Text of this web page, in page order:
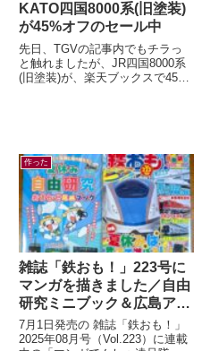
KATO四国8000系(旧塗装)
が45%オフのセール中
先日、TGVの記事内でもチラっ
と触れましたが、JR四国8000系
(旧塗装)が、楽天ブックスで45%
作った
雑誌「鉄おも！」223号に
マンガを描きました／自由
研究ミニブック＆広島アス
トラムライン編
7月1日発売の 雑誌「鉄おも！」
2025年08月号（Vol.223）に連載